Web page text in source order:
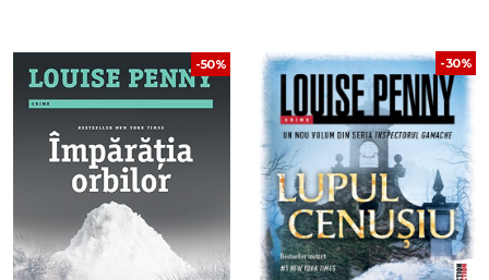
-50% -30%